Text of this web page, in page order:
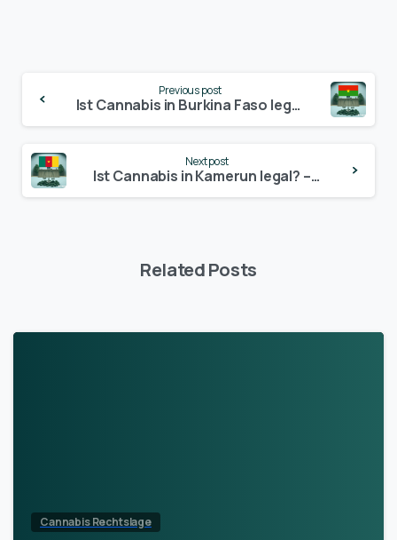
Reading
Previous post
Ist Cannabis in Burkina Faso legal? – Update 2024
Next post
Ist Cannabis in Kamerun legal? – Update 2024
Related Posts
Cannabis Rechtslage